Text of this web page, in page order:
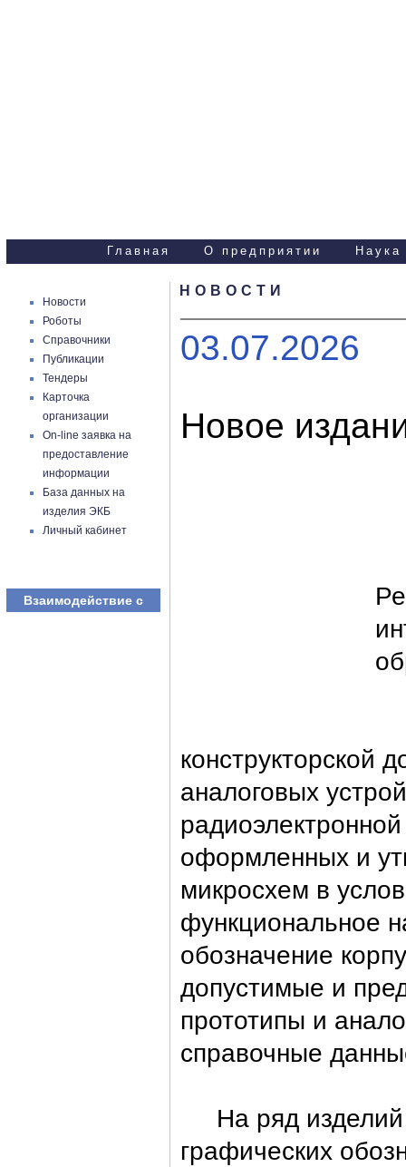
Главная О предприятии Наука
Новости
Роботы
Справочники
Публикации
Тендеры
Карточка
организации
On-line заявка на
предоставление
информации
База данных на
изделия ЭКБ
Личный кабинет
Взаимодействие с
НОВОСТИ
03.07.2026
Новое
конструкторской
аналоговых
оформленных и
микросхем в
функциональное
обозначение
допустимые и
прототипы и
справочные
На ряд изделий
графических